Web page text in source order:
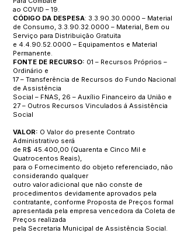
ao COVID – 19.
CÓDIGO DA DESPESA: 3.3.90.30.0000 – Material
de Consumo, 3.3.90.32.0000 – Material, Bem ou
Serviço para Distribuição Gratuita
e 4.4.90.52.0000 – Equipamentos e Material
Permanente.
FONTE DE RECURSO: 01 – Recursos Próprios –
Ordinário e
17 – Transferência de Recursos do Fundo Nacional
de Assistência
Social – FNAS, 26 – Auxílio Financeiro da União e
27 – Outros Recursos Vinculados á Assistência
Social
VALOR: O Valor do presente Contrato
Administrativo será
de R$ 45.400,00 (Quarenta e Cinco Mil e
Quatrocentos Reais),
para o Fornecimento do objeto referenciado, não
considerando qualquer
outro valor adicional que não conste de
procedimentos devidamente aprovados pela
contratante, conforme Proposta de Preços formal
apresentada pela empresa vencedora da Coleta de
Preços realizada
pela Secretaria Municipal de Assistência Social.